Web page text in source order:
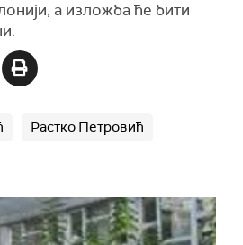
а изложба ће бити
Растко Петровић